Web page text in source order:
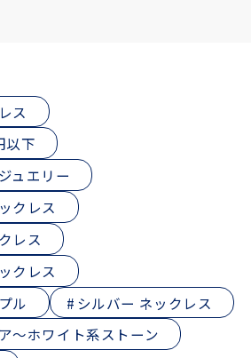
ス
以下
ュエリー
クレス
レス
クレス
ル
シルバー ネックレス
～ホワイト系ストーン